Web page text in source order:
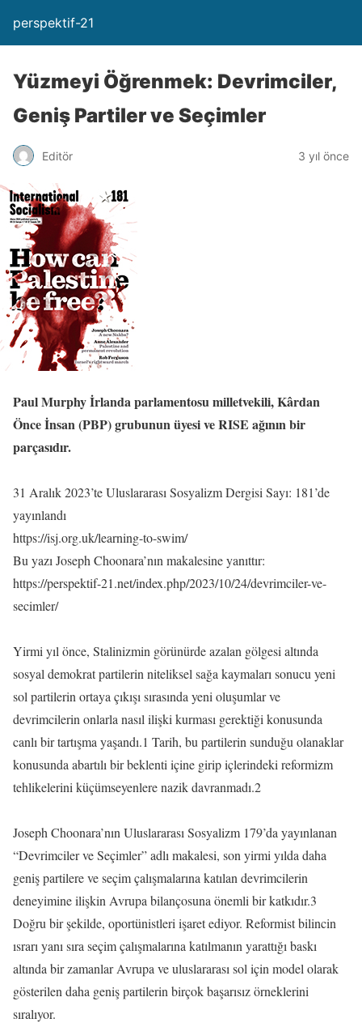
perspektif-21
Yüzmeyi Öğrenmek: Devrimciler,
Geniş Partiler ve Seçimler
Editör 3 yıl önce
Paul Murphy İrlanda parlamentosu milletvekili, Kârdan
Önce İnsan (PBP) grubunun üyesi ve RISE ağının bir
parçasıdır.
31 Aralık 2023’te Uluslararası Sosyalizm Dergisi Sayı: 181’de
yayınlandı
https://isj.org.uk/learning-to-swim/
Bu yazı Joseph Choonara’nın makalesine yanıttır:
https://perspektif-21.net/index.php/2023/10/24/devrimciler-ve-
secimler/
Yirmi yıl önce, Stalinizmin görünürde azalan gölgesi altında
sosyal demokrat partilerin niteliksel sağa kaymaları sonucu yeni
sol partilerin ortaya çıkışı sırasında yeni oluşumlar ve
devrimcilerin onlarla nasıl ilişki kurması gerektiği konusunda
canlı bir tartışma yaşandı.1 Tarih, bu partilerin sunduğu olanaklar
konusunda abartılı bir beklenti içine girip içlerindeki reformizm
tehlikelerini küçümseyenlere nazik davranmadı.2
Joseph Choonara’nın Uluslararası Sosyalizm 179’da yayınlanan
“Devrimciler ve Seçimler” adlı makalesi, son yirmi yılda daha
geniş partilere ve seçim çalışmalarına katılan devrimcilerin
deneyimine ilişkin Avrupa bilançosuna önemli bir katkıdır.3
Doğru bir şekilde, oportünistleri işaret ediyor. Reformist bilincin
ısrarı yanı sıra seçim çalışmalarına katılmanın yarattığı baskı
altında bir zamanlar Avrupa ve uluslararası sol için model olarak
gösterilen daha geniş partilerin birçok başarısız örneklerini
sıralıyor.